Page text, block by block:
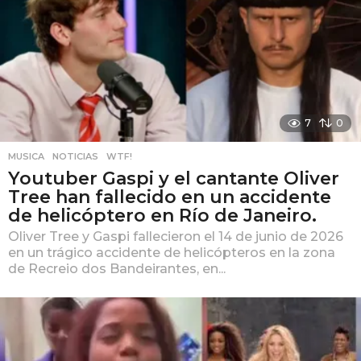
7 0
MUSICA ,NOTICIAS ,WTF!
Youtuber Gaspi y el cantante Oliver
Tree han fallecido en un accidente
de helicóptero en Río de Janeiro.
Oliver Tree y Gaspi fallecieron el 14 de junio de 2026
en un trágico accidente de helicópteros en la zona
de Recreio dos Bandeirantes, en...